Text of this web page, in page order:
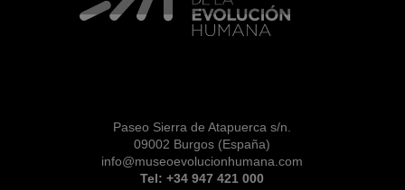
Paseo Sierra de Atapuerca s/n.
09002 Burgos (España)
info@museoevolucionhumana.com
Tel: +34 947 421 000